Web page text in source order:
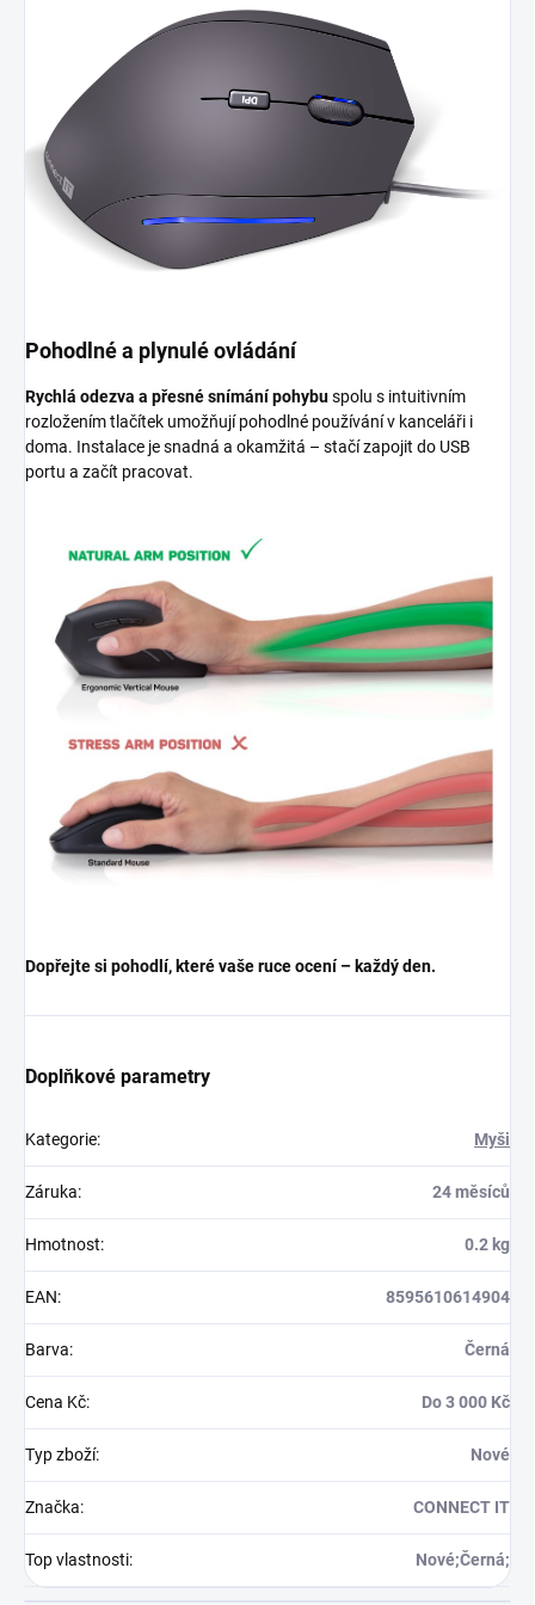
Pohodlné a plynulé ovládání
Rychlá odezva a přesné snímání pohybuspolu s intuitivním
rozložením tlačítek umožňují pohodlné používání v kanceláři i
doma. Instalace je snadná a okamžitá – stačí zapojit do USB
portu a začít pracovat.
Dopřejte si pohodlí, které vaše ruce ocení – každý den.
Doplňkové parametry
Kategorie: Myši
Záruka: 24 měsíců
Hmotnost: 0.2 kg
EAN: 8595610614904
Barva: Černá
Cena Kč: Do 3 000 Kč
Typ zboží: Nové
Značka: CONNECT IT
Top vlastnosti: Nové;Černá;